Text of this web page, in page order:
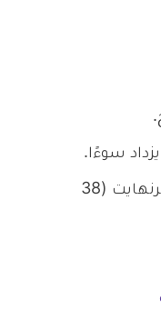
سوءًا.
حمى أعلى من 100.4 درجة فهرنهايت (38